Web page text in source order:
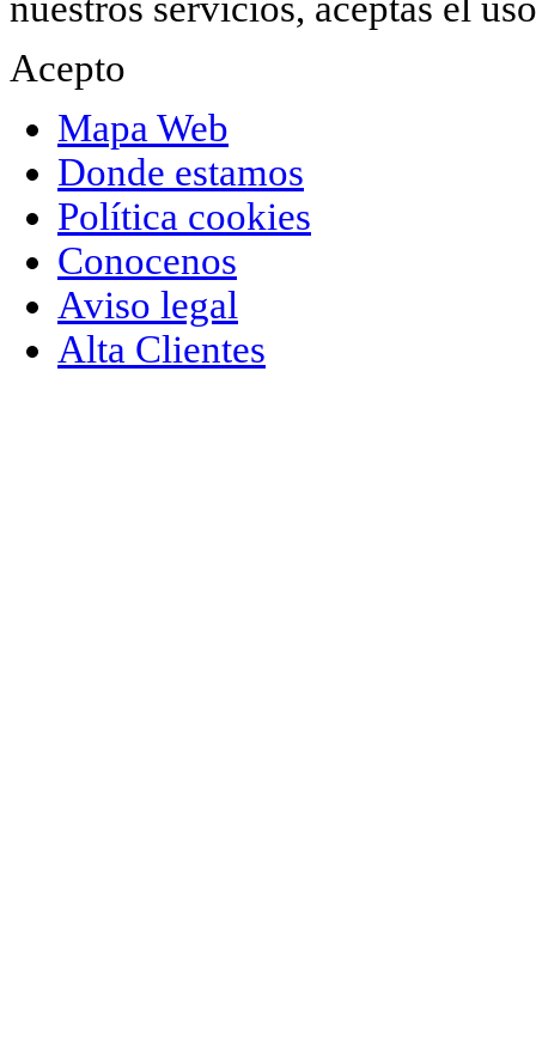
Acepto
Mapa Web
Donde estamos
Política cookies
Conocenos
Aviso legal
Alta Clientes